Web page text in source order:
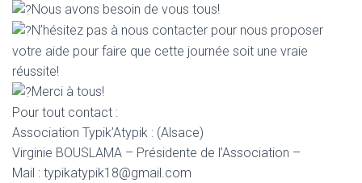
Nous avons besoin de vous tous!
N’hésitez pas à nous contacter pour nous proposer
votre aide pour faire que cette journée soit une vraie
réussite!
Merci à tous!
Pour tout contact :
Association Typik’Atypik : (Alsace)
Virginie BOUSLAMA – Présidente de l’Association –
Mail : typikatypik18@gmail.com